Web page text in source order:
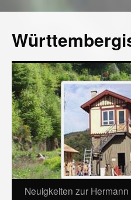
Neuigkeiten zur Hermann